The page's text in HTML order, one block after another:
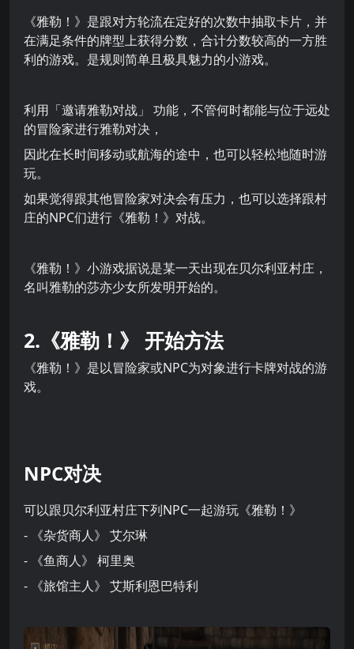
《雅勒！》是跟对方轮流在定好的次数中抽取卡片，并
在满足条件的牌型上获得分数，合计分数较高的一方胜
利的游戏。是规则简单且极具魅力的小游戏。
利用「邀请雅勒对战」 功能，不管何时都能与位于远处
的冒险家进行雅勒对决，
因此在长时间移动或航海的途中，也可以轻松地随时游
玩。
如果觉得跟其他冒险家对决会有压力，也可以选择跟村
庄的NPC们进行《雅勒！》对战。
《雅勒！》小游戏据说是某一天出现在贝尔利亚村庄，
名叫雅勒的莎亦少女所发明开始的。
2.《雅勒！》 开始方法
《雅勒！》是以冒险家或NPC为对象进行卡牌对战的游
戏。
NPC对决
可以跟贝尔利亚村庄下列NPC一起游玩《雅勒！》
- 《杂货商人》 艾尔琳
- 《鱼商人》 柯里奥
- 《旅馆主人》 艾斯利恩巴特利